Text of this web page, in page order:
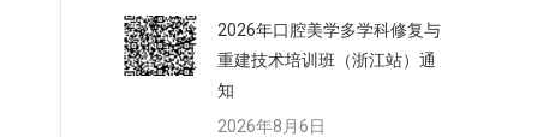
2026年口腔美学多学科修复与
重建技术培训班（浙江站）通
知
2026年8月6日